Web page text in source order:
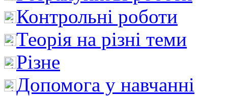
Контрольні роботи
Теорія на різні теми
Різне
Допомога у навчанні